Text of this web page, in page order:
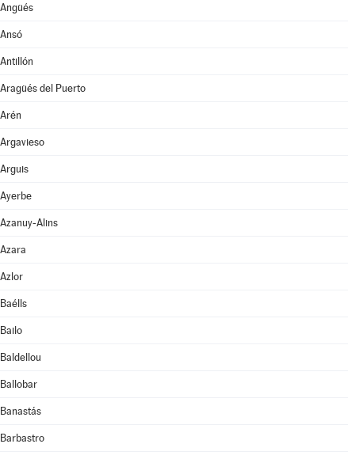
Angüés
Ansó
Antillón
Aragüés del Puerto
Arén
Argavieso
Arguis
Ayerbe
Azanuy-Alins
Azara
Azlor
Baélls
Bailo
Baldellou
Ballobar
Banastás
Barbastro